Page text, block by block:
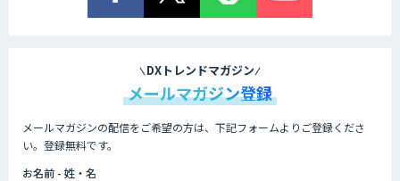
DXトレンドマガジン
メールマガジン登録
メールマガジンの配信をご希望の方は、下記フォームよりご登録くださ
い。登録無料です。
お名前 - 姓・名